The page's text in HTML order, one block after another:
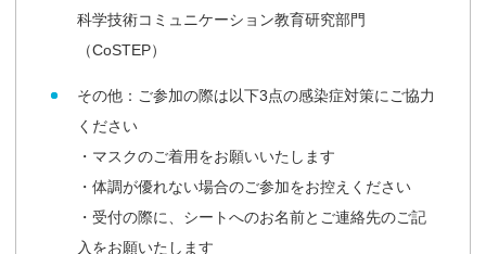
科学技術コミュニケーション教育研究部門
（CoSTEP）
その他：ご参加の際は以下3点の感染症対策にご協力
ください
・マスクのご着用をお願いいたします
・体調が優れない場合のご参加をお控えください
・受付の際に、シートへのお名前とご連絡先のご記
入をお願いたします